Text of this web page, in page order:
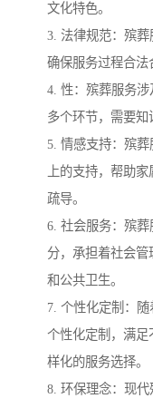
文化特色。
3. 法律规范：殡葬
确保服务过程合法
4. 性：殡葬服务
多个环节，需要知
5. 情感支持：殡
上的支持，帮助
疏导。
6. 社会服务：殡
分，承担着社会
和公共卫生。
7. 个性化定制：
个性化定制，满足
样化的服务选择。
8. 环保理念：现